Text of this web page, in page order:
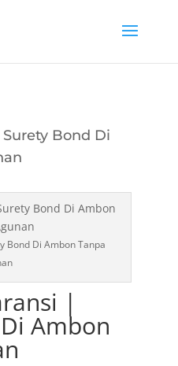
Bond Di
Bond Di Ambon Tanpa
|
Ambon